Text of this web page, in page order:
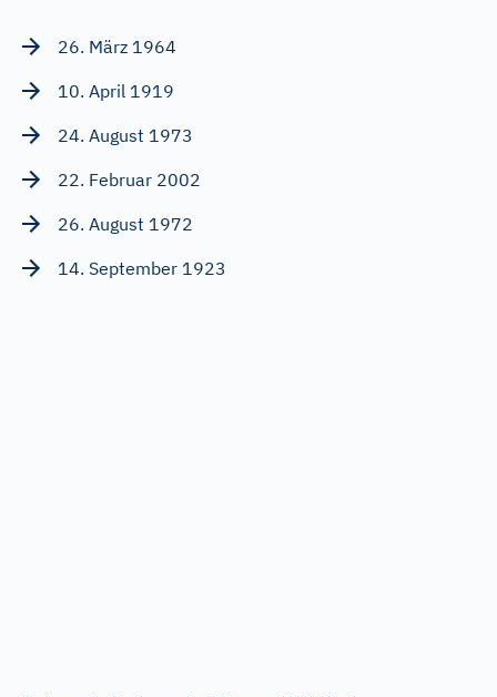
26. März 1964
10. April 1919
24. August 1973
22. Februar 2002
26. August 1972
14. September 1923